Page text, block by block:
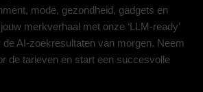
mode, gezondheid, gadgets en
merkverhaal met onze ‘LLM-ready’
de AI-zoekresultaten van morgen. Neem
de tarieven en start een succesvolle